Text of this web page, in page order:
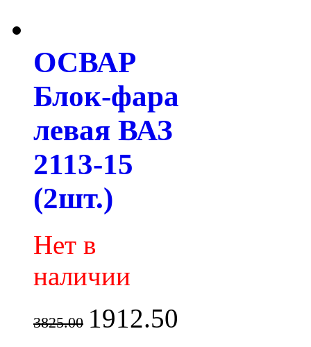
ОСВАР
Блок-фара
левая ВАЗ
2113-15
(2шт.)
Нет в
наличии
3825.00 1912.50